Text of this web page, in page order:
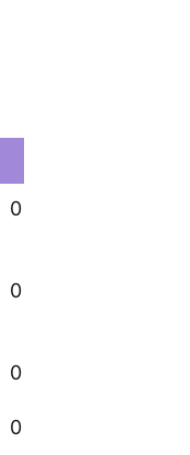
0
0
0
0